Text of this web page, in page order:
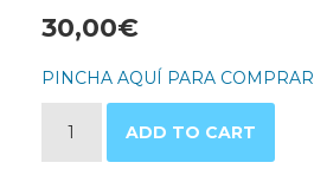
30,00€
PINCHA AQUÍ PARA COMPRAR
ADD TO CART